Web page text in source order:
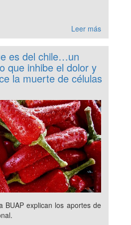
Leer más
es del chile…un
que inhibe el dolor y
la muerte de células
BUAP explican los aportes de